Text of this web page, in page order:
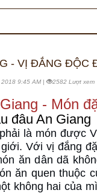
- VỊ ĐẮNG ĐỘC
2018 9:45 AM | 2582 Lượt xem
- Món
đâu An Giang
là món được
Với vị đắng
ăn dân dã
ăn quen thuộc
không hai của